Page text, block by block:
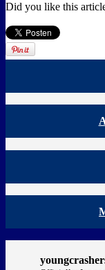
Did you like this